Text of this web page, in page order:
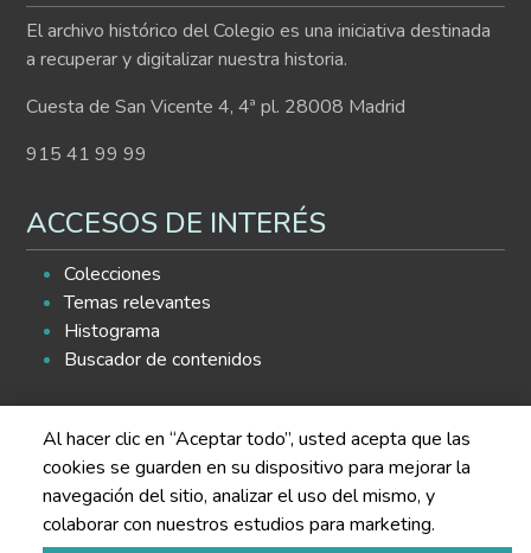
El archivo histórico del Colegio es una iniciativa destinada
a recuperar y digitalizar nuestra historia.
Cuesta de San Vicente 4, 4ª pl. 28008 Madrid
915 41 99 99
ACCESOS DE INTERÉS
Colecciones
Temas relevantes
Histograma
Buscador de contenidos
SÍGUENOS EN LAS REDES
Al hacer clic en “Aceptar todo”, usted acepta que las
cookies se guarden en su dispositivo para mejorar la
navegación del sitio, analizar el uso del mismo, y
colaborar con nuestros estudios para marketing.